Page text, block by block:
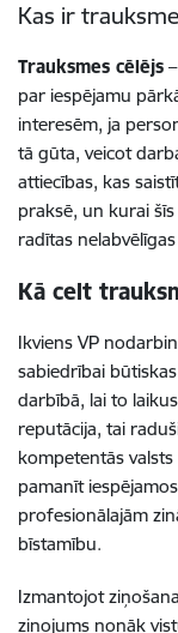
Kas ir
Trauksmes cēlējs
par iespējamu
interesēm, ja
tā gūta, veicot
attiecības, kas
praksē, un kurai
radītas
Kā celt
Ikviens VP
sabiedrībai
darbībā, lai to
reputācija, tai
kompetentās
pamanīt
profesionālajām
bīstamību.
Izmantojot
ziņojums nonāk